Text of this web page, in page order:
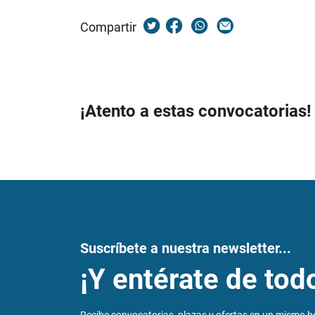
Compartir
¡Atento a estas convocatorias!
Suscríbete a nuestra newsletter...
¡Y entérate de